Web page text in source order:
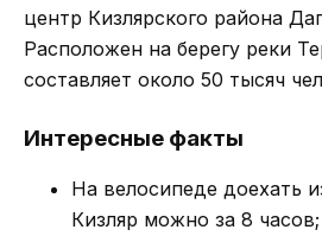
центр Кизлярского района
Расположен на берегу реки
составляет около 50 тысяч
Интересные факты
На велосипеде доехать
Кизляр можно за 8 часов;